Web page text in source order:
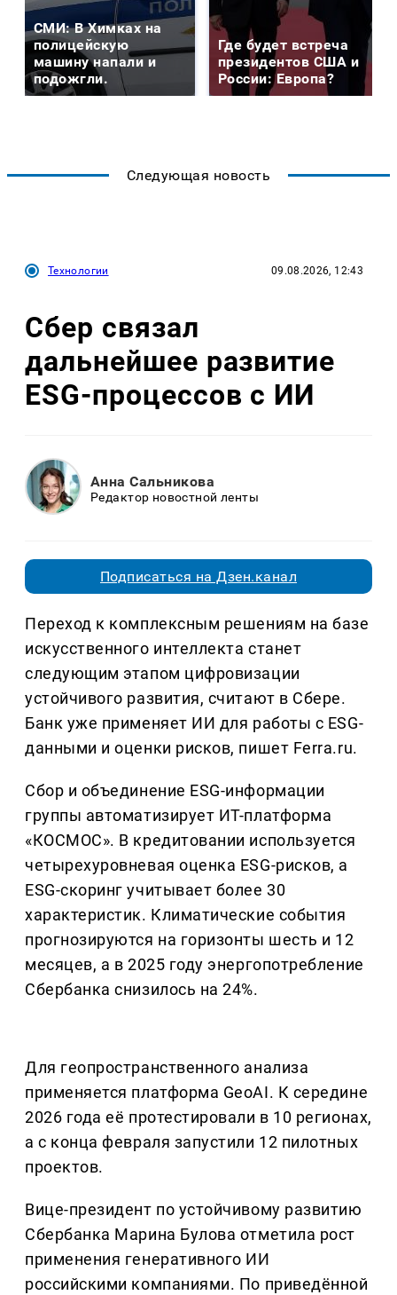
СМИ: В Химках на
полицейскую
машину напали и
подожгли.
Где будет встреча
президентов США и
России: Европа?
Следующая новость
Технологии 09.08.2026, 12:43
Сбер связал
дальнейшее развитие
ESG-процессов с ИИ
Анна Сальникова
Редактор новостной ленты
Подписаться на Дзен.канал
Переход к комплексным решениям на базе
искусственного интеллекта станет
следующим этапом цифровизации
устойчивого развития, считают в Сбере.
Банк уже применяет ИИ для работы с ESG-
данными и оценки рисков, пишет Ferra.ru.
Сбор и объединение ESG-информации
группы автоматизирует ИТ-платформа
«КОСМОС». В кредитовании используется
четырехуровневая оценка ESG-рисков, а
ESG-скоринг учитывает более 30
характеристик. Климатические события
прогнозируются на горизонты шесть и 12
месяцев, а в 2025 году энергопотребление
Сбербанка снизилось на 24%.
Для геопространственного анализа
применяется платформа GeoAI. К середине
2026 года её протестировали в 10 регионах,
а с конца февраля запустили 12 пилотных
проектов.
Вице-президент по устойчивому развитию
Сбербанка Марина Булова отметила рост
применения генеративного ИИ
российскими компаниями. По приведённой